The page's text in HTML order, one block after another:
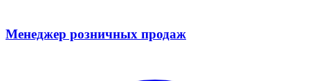
Менеджер розничных продаж